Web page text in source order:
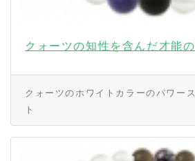
クォーツの知性を含んだ才能
クォーツのホワイトカラーのパワー
ト